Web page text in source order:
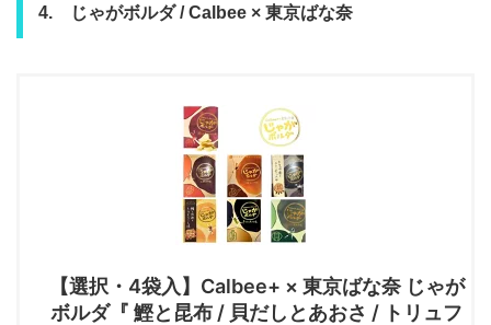
4. じゃがボルダ / Calbee × 東京ばな奈
【選択・4袋入】Calbee+ × 東京ばな奈 じゃが
ボルダ『 鰹と昆布 / 貝だしとあおさ / トリュフ